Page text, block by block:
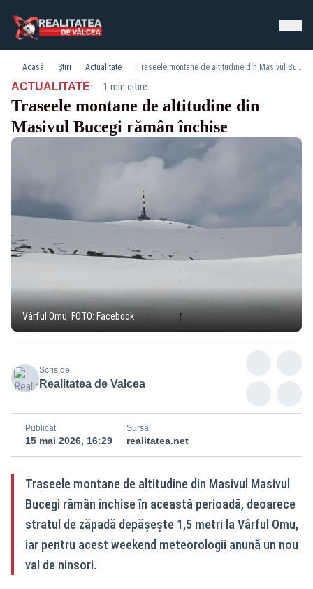
Acasă Știri Actualitate Traseele montane de altitudine din Masivul Bucegi rămân închise
ACTUALITATE· 1 min citire
Traseele montane de altitudine din
Masivul Bucegi rămân închise
Vârful Omu. FOTO: Facebook
Scris de
Realitatea de Valcea
Publicat
15 mai 2026, 16:29
Sursă
realitatea.net
Traseele montane de altitudine din Masivul Masivul
Bucegi rămân închise în această perioadă, deoarece
stratul de zăpadă depășește 1,5 metri la Vârful Omu,
iar pentru acest weekend meteorologii anună un nou
val de ninsori.